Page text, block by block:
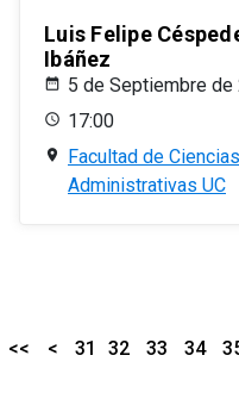
Luis Felipe
Ibáñez
5 de Septiembre de
17:00
Facultad de
Administrativas UC
<< < 31 32 33 34